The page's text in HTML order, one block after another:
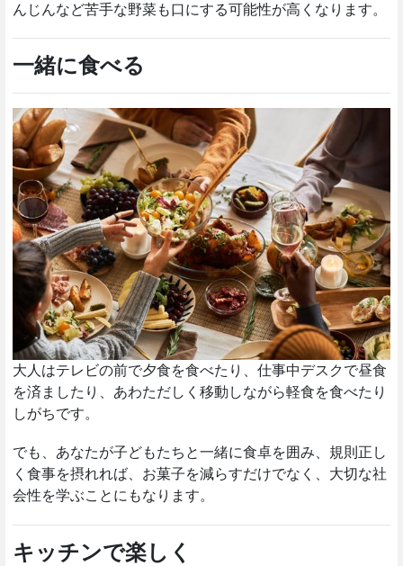
んじんなど苦手な野菜も口にする可能性が高くなります。
一緒に食べる
大人はテレビの前で夕食を食べたり、仕事中デスクで昼食
を済ましたり、あわただしく移動しながら軽食を食べたり
しがちです。
でも、あなたが子どもたちと一緒に食卓を囲み、規則正し
く食事を摂れれば、お菓子を減らすだけでなく、大切な社
会性を学ぶことにもなります。
キッチンで楽しく